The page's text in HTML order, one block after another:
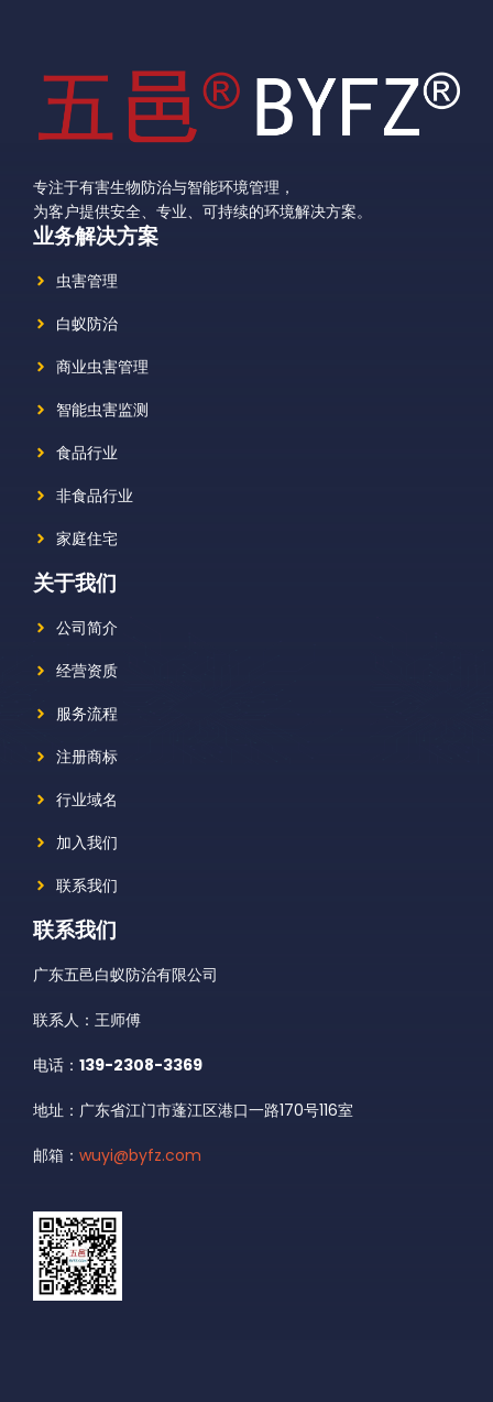
专注于有害生物防治与智能环境管理，
为客户提供安全、专业、可持续的环境解决方案。
业务解决方案
虫害管理
白蚁防治
商业虫害管理
智能虫害监测
食品行业
非食品行业
家庭住宅
关于我们
公司简介
经营资质
服务流程
注册商标
行业域名
加入我们
联系我们
联系我们
广东五邑白蚁防治有限公司
联系人：王师傅
电话： 139-2308-3369
地址：广东省江门市蓬江区港口一路170号116室
邮箱： wuyi@byfz.com